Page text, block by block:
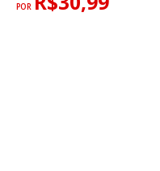
POR